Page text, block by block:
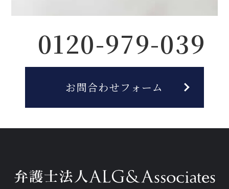
0120-979-039
お問合わせフォーム